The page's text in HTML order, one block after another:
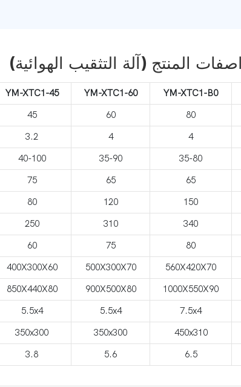
المنتج (آلة التثقيب الهوائية)
YM-XTC1-45 YM-XTC1-60 YM-XTC1-B0
45 60 80
3.2 4 4
40-100 35-90 35-80
75 65 65
80 120 150
250 310 340
60 75 80
400X300X60 500X300X70 560X420X70
850X440X80 900X500X80 1000X550X90
5.5x4 5.5x4 7.5x4
350x300 350x300 450x310
3.8 5.6 6.5